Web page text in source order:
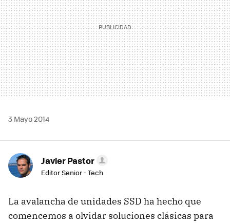
3 Mayo 2014
Javier Pastor
Editor Senior - Tech
La avalancha de unidades SSD ha hecho que
comencemos a olvidar soluciones clásicas para